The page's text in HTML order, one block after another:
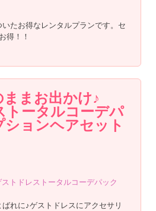
たお得なレンタルプランです。セ
得！！
ままお出かけ♪
トータルコーデパ
ョンヘアセット
れに♪ゲストドレスにアクセサリ